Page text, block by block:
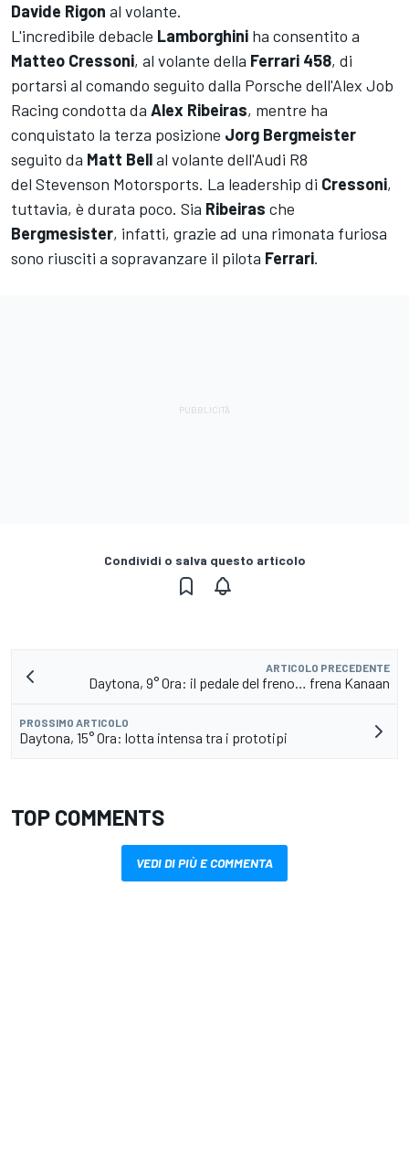
Davide Rigon al volante.
L'incredibile debacle Lamborghini ha consentito a
Matteo Cressoni, al volante della Ferrari 458, di
portarsi al comando seguito dalla Porsche dell'Alex Job
Racing condotta da Alex Ribeiras, mentre ha
conquistato la terza posizione Jorg Bergmeister
seguito da Matt Bellal volante dell'Audi R8
del Stevenson Motorsports. La leadership di Cressoni,
tuttavia, è durata poco. Sia Ribeiras che
Bergmesister, infatti, grazie ad una rimonata furiosa
sono riusciti a sopravanzare il pilota Ferrari.
Condividi o salva questo articolo
ARTICOLO PRECEDENTE
Daytona, 9° Ora: il pedale del freno… frena Kanaan
PROSSIMO ARTICOLO
Daytona, 15° Ora: lotta intensa tra i prototipi
TOP COMMENTS
VEDI DI PIÙ E COMMENTA